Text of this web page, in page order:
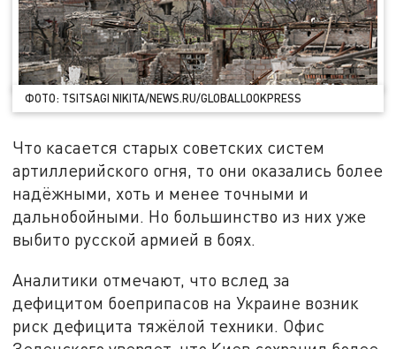
ФОТО: TSITSAGI NIKITA/NEWS.RU/GLOBALLOOKPRESS
Что касается старых советских систем
артиллерийского огня, то они оказались более
надёжными, хоть и менее точными и
дальнобойными. Но большинство из них уже
выбито русской армией в боях.
Аналитики отмечают, что вслед за
дефицитом боеприпасов на Украине возник
риск дефицита тяжёлой техники. Офис